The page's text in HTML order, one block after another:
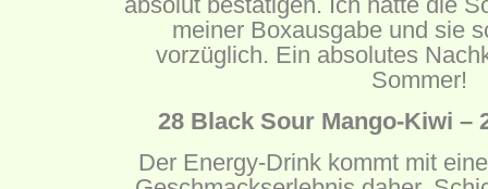
meiner Boxausgabe und sie
vorzüglich. Ein absolutes
Sommer!
28 Black Sour Mango-Kiwi –
Der Energy-Drink kommt mit